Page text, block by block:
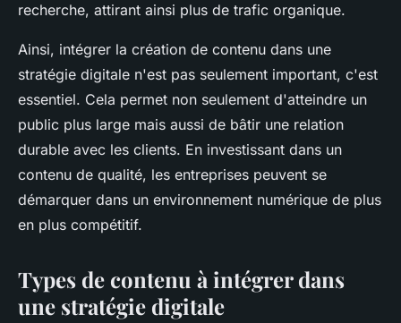
recherche, attirant ainsi plus de trafic organique.
Ainsi, intégrer la création de contenu dans une
stratégie digitale n'est pas seulement important, c'est
essentiel. Cela permet non seulement d'atteindre un
public plus large mais aussi de bâtir une relation
durable avec les clients. En investissant dans un
contenu de qualité, les entreprises peuvent se
démarquer dans un environnement numérique de plus
en plus compétitif.
Types de contenu à intégrer dans
une stratégie digitale